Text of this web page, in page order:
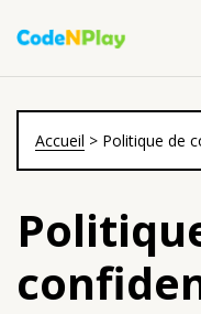
Accueil > Politique de